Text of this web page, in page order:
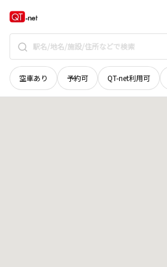
空車あり 予約可 QT-net利用可
岡山県